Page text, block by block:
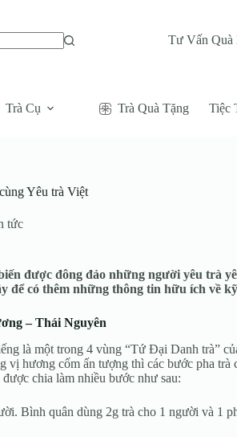
Tư Vấn Quà
Trà Cụ Trà Quà Tặng Tiệc
Yêu trà Việt
tức
được đông đảo những người yêu trà
để có thêm những thông tin hữu ích về
– Thái Nguyên
là một trong 4 vùng “Tứ Đại Danh trà”
vị hương cốm ấn tượng thì các bước pha
chia làm nhiều bước như sau:
Bình quân dùng 2g trà cho 1 người và 1